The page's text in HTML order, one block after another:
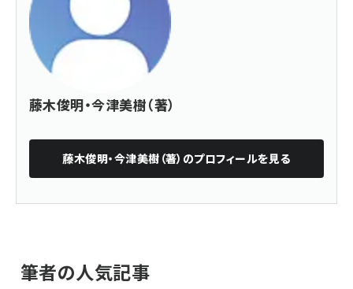
藤木俊明・今津美樹（著）
藤木俊明・今津美樹（著） のプロフィールを見る
筆者の人気記事